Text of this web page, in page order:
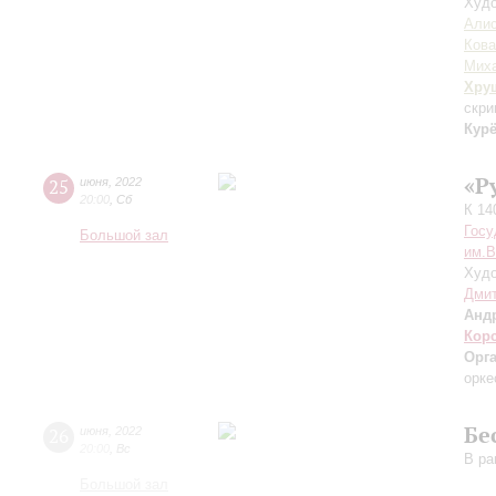
25 июня 2022
20:00 Сб
Большой зал
К
В